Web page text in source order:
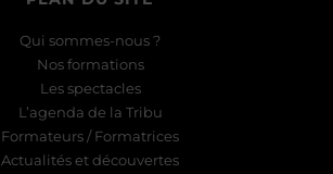
Qui sommes-nous ?
Nos formations
Les spectacles
L’agenda de la Tribu
Formateurs / Formatrices
Actualités et découvertes